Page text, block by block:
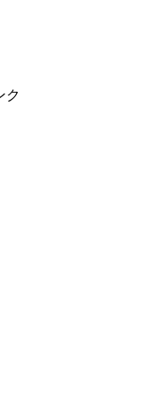
ク